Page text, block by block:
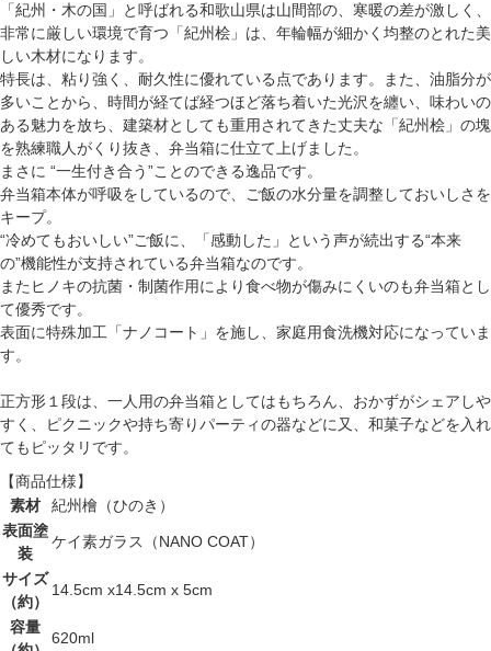
「紀州・木の国」と呼ばれる和歌山県は山間部の、寒暖の差が激しく、
非常に厳しい環境で育つ「紀州桧」は、年輪幅が細かく均整のとれた美
しい木材になります。
特長は、粘り強く、耐久性に優れている点であります。また、油脂分が
多いことから、時間が経てば経つほど落ち着いた光沢を纏い、味わいの
ある魅力を放ち、建築材としても重用されてきた丈夫な「紀州桧」の塊
を熟練職人がくり抜き、弁当箱に仕立て上げました。
まさに “一生付き合う”ことのできる逸品です。
弁当箱本体が呼吸をしているので、ご飯の水分量を調整しておいしさを
キープ。
“冷めてもおいしい”ご飯に、「感動した」という声が続出する“本来
の”機能性が支持されている弁当箱なのです。
またヒノキの抗菌・制菌作用により食べ物が傷みにくいのも弁当箱とし
て優秀です。
表面に特殊加工「ナノコート」を施し、家庭用食洗機対応になっていま
す。
正方形１段は、一人用の弁当箱としてはもちろん、おかずがシェアしや
すく、ピクニックや持ち寄りパーティの器などに又、和菓子などを入れ
てもピッタリです。
【商品仕様】
素材
紀州檜（ひのき）
表面塗
装
ケイ素ガラス（NANO COAT）
サイズ
（約）
14.5cm x14.5cm x 5cm
容量
620ml